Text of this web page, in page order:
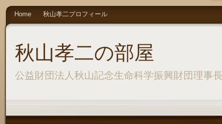
秋山孝二の部屋
公益財団法人秋山記念生命科学振興財団理事
Home 秋山孝二プロフィール